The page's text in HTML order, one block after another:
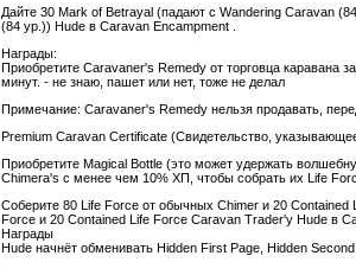
Дайте 30 Mark of Betrayal (падают с Wandering Caravan
(84 ур.)) Hude в Caravan Encampment .
Награды:
Приобретите Caravaner's Remedy от торговца каравана
минут. - не знаю, пашет или нет, тоже не делал
Примечание: Caravaner's Remedy нельзя продавать,
Premium Caravan Certificate (Свидетельство,
Приобретите Magical Bottle (это может удержать
Chimera's с менее чем 10% ХП, чтобы собрать их Life
Соберите 80 Life Force от обычных Chimer и 20
Force и 20 Contained Life Force Caravan Trader'у Hude в
Награды
Hude начнёт обменивать Hidden First Page, Hidden